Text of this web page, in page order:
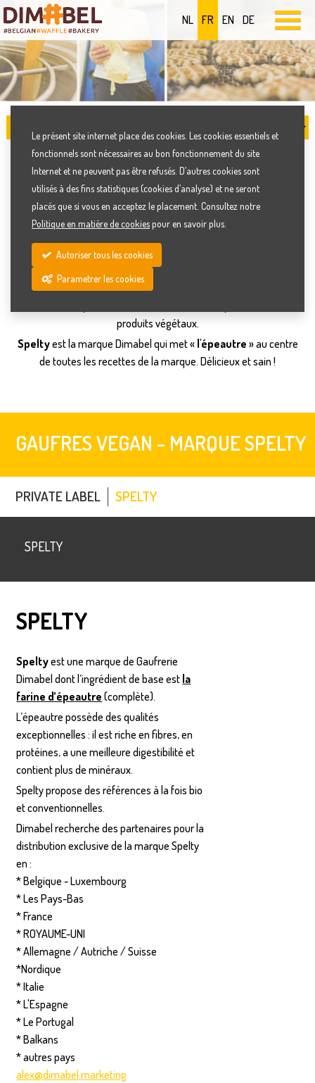
NL FR EN DE
GAUFRES VEGAN - MARQUE
SPELTY
Les gaufres végétaliennes ne contiennent pas d'œufs, de lait ou
d'autres produits d'origine animale. Le remplacement des œufs
et du lait est une conviction pour le bien-être des animaux ou en
produits végétaux.
Speltyest la marque Dimabel qui met « l'épeautre » au centre
de toutes les recettes de la marque. Délicieux et sain !
GAUFRES VEGAN - MARQUE SPELTY
PRIVATE LABEL SPELTY
SPELTY
SPELTY
Speltyest une marque de Gaufrerie
Dimabel dont l’ingrédient de base est la
farine d’épeautre (complète).
L’épeautre possède des qualités
exceptionnelles : il est riche en fibres, en
protéines, a une meilleure digestibilité et
contient plus de minéraux.
Spelty propose des références à la fois bio
et conventionnelles.
Dimabel recherche des partenaires pour la
distribution exclusive de la marque Spelty
en :
* Belgique - Luxembourg
* Les Pays-Bas
* France
* ROYAUME-UNI
* Allemagne / Autriche / Suisse
*Nordique
* Italie
* L'Espagne
* Le Portugal
* Balkans
* autres pays
alex@dimabel.marketing
Le présent site internet place des cookies. Les cookies essentiels et
fonctionnels sont nécessaires au bon fonctionnement du site
Internet et ne peuvent pas être refusés. D’autres cookies sont
utilisés à des fins statistiques (cookies d’analyse) et ne seront
placés que si vous en acceptez le placement. Consultez notre
Politique en matière de cookiespour en savoir plus.
Autoriser tous les cookies
Parametrer les cookies